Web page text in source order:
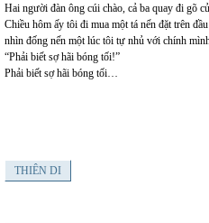
Hai người đàn ông cúi chào, cả ba quay đi gõ
Chiều hôm ấy tôi đi mua một tá nến đặt trên
nhìn đống nến một lúc tôi tự nhủ với chính
“Phải biết sợ hãi bóng tối!”
Phải biết sợ hãi bóng tối…
THIÊN DI